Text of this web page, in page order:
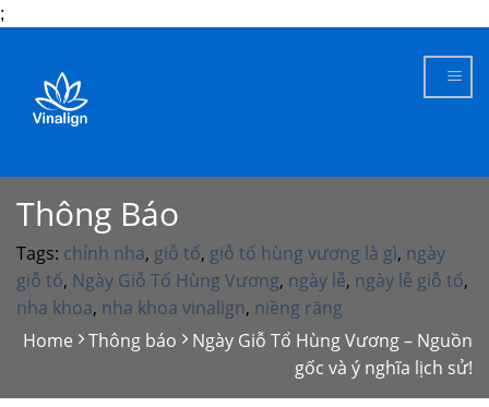
;
content
Thông Báo
Tags: chỉnh nha, giỗ tổ, giỗ tổ hùng vương là gì, ngày
giỗ tổ, Ngày Giỗ Tổ Hùng Vương, ngày lễ, ngày lễ giỗ tổ,
nha khoa, nha khoa vinalign, niềng răng
Home
Thông báo
Ngày Giỗ Tổ Hùng Vương – Nguồn
gốc và ý nghĩa lịch sử!